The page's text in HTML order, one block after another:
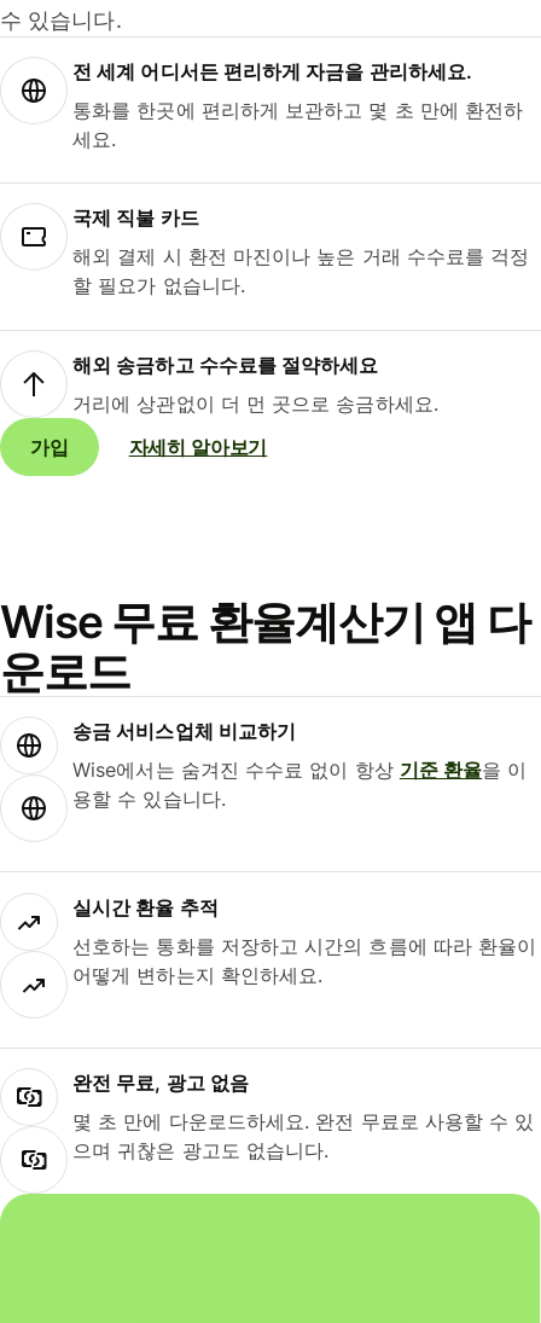
수 있습니다.
전 세계 어디서든 편리하게 자금을 관리하세요.
통화를 한곳에 편리하게 보관하고 몇 초 만에 환전하
세요.
국제 직불 카드
해외 결제 시 환전 마진이나 높은 거래 수수료를 걱정
할 필요가 없습니다.
해외 송금하고 수수료를 절약하세요
거리에 상관없이 더 먼 곳으로 송금하세요.
가입
자세히 알아보기
Wise 무료 환율계산기 앱 다
운로드
송금 서비스업체 비교하기
Wise에서는 숨겨진 수수료 없이 항상 기준 환율을 이
용할 수 있습니다.
실시간 환율 추적
선호하는 통화를 저장하고 시간의 흐름에 따라 환율이
어떻게 변하는지 확인하세요.
완전 무료, 광고 없음
몇 초 만에 다운로드하세요. 완전 무료로 사용할 수 있
으며 귀찮은 광고도 없습니다.